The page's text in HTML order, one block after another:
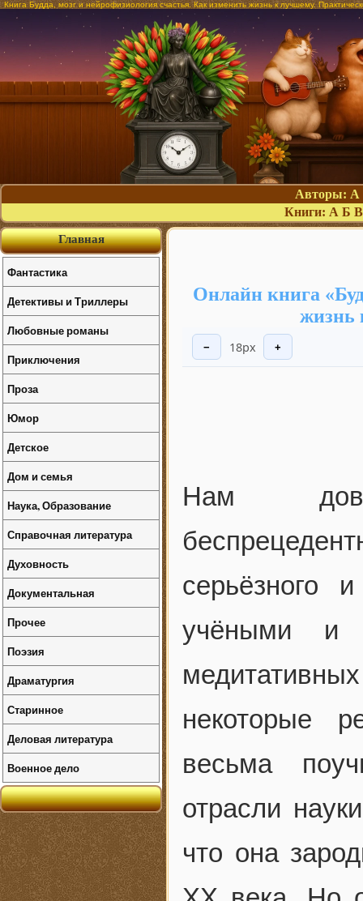
Книга Будда, мозг и нейрофизиология счастья. Как изменить жизнь к лучшему.
Авторы: А
Книги: А Б В
Онлайн книга
жизнь
− 18px +
Нам
серьёзного
учёными и
некоторые
весьма
отрасли
что она
Главная
Фантастика
Детективы и Триллеры
Любовные романы
Приключения
Проза
Юмор
Детское
Дом и семья
Наука, Образование
Справочная литература
Духовность
Документальная
Прочее
Поэзия
Драматургия
Старинное
Деловая литература
Военное дело